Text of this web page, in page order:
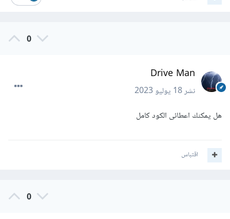
0
Drive Man
نشر18 يوليو 2023
هل يمكنك اعطائى الكود كامل
اقتباس
0